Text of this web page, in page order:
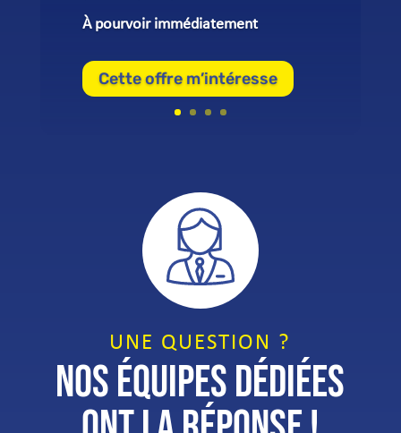
À pourvoir immédiatement
Cette offre m’intéresse
UNE QUESTION ?
NOS ÉQUIPES DÉDIÉES